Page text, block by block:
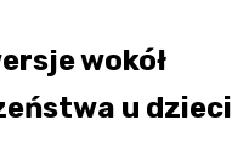
wokół
u dzieci